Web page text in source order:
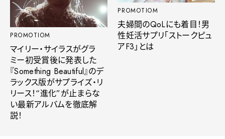
PROMOTIOM
マイリー・サイラスがグラ
ミー初受賞後に発表した
『Something Beautiful』のデ
ラックス版がサプライズ・リ
リース！“進化”が止まらな
い最新アルバムを徹底解
説！
PROMOTIOM
夫婦間のQoLにも着目！男
性妊活サプリ「ストークピュ
アF3」とは